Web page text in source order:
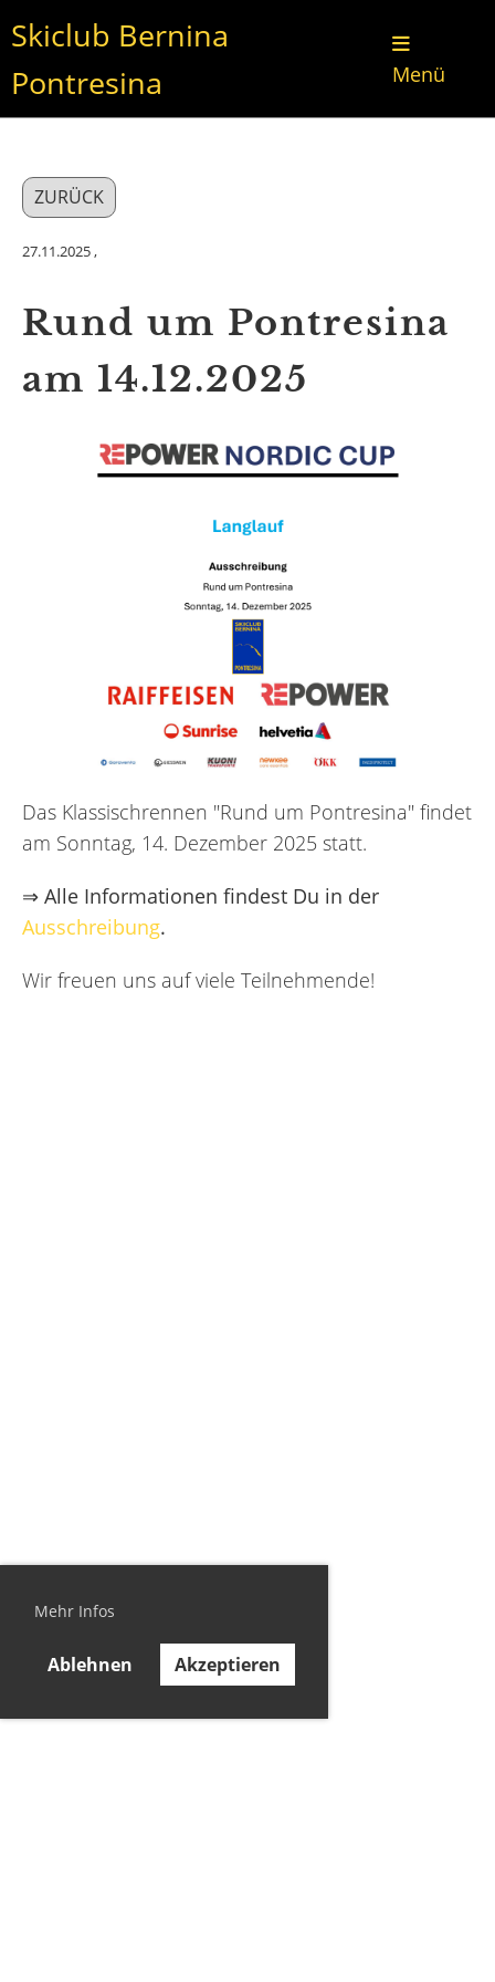
Mehr Infos
Ablehnen Akzeptieren
Skiclub Bernina
Pontresina
Menü
ZURÜCK
27.11.2025,
Rund um Pontresina
am 14.12.2025
Das Klassischrennen "Rund um Pontresina" findet
am Sonntag, 14. Dezember 2025 statt.
⇒ Alle Informationen findest Du in der
Ausschreibung.
Wir freuen uns auf viele Teilnehmende!